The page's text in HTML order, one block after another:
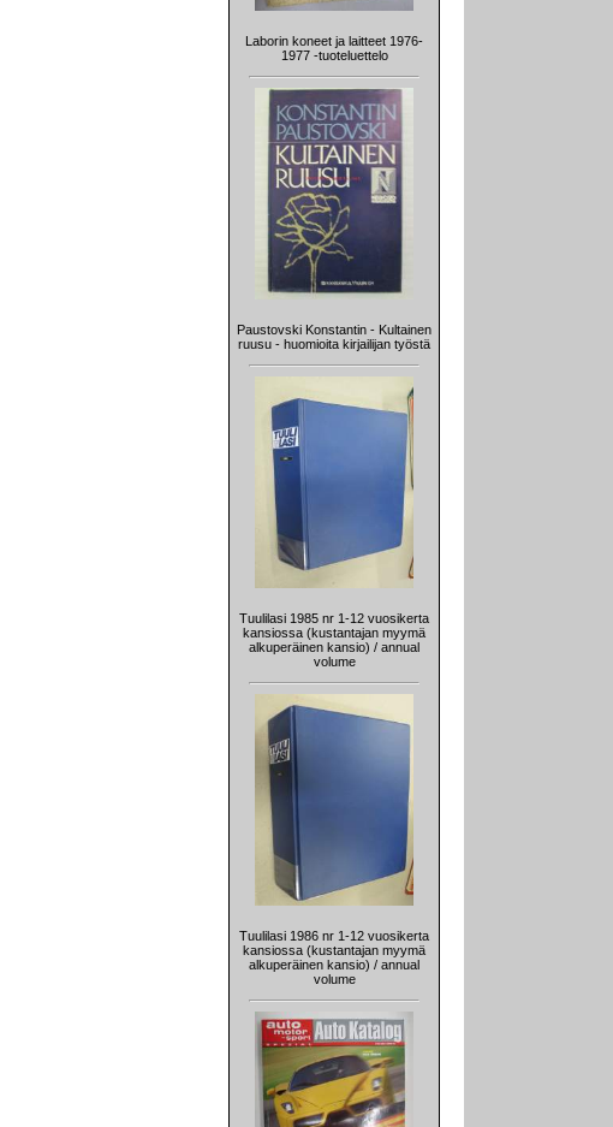
Laborin koneet ja laitteet 1976-
1977 -tuoteluettelo
Paustovski Konstantin - Kultainen
ruusu - huomioita kirjailijan työstä
Tuulilasi 1985 nr 1-12 vuosikerta
kansiossa (kustantajan myymä
alkuperäinen kansio) / annual
volume
Tuulilasi 1986 nr 1-12 vuosikerta
kansiossa (kustantajan myymä
alkuperäinen kansio) / annual
volume